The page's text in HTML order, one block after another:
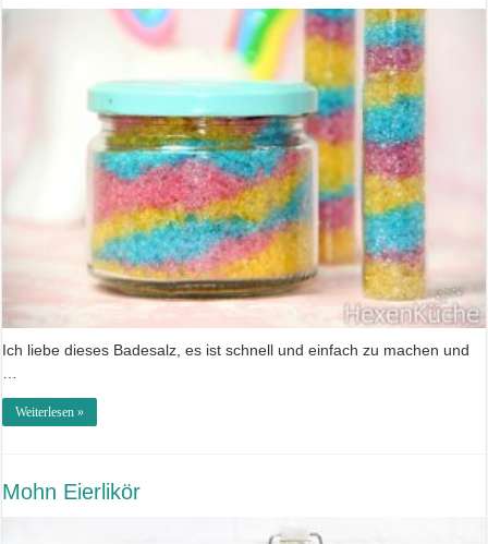
Ich liebe dieses Badesalz, es ist schnell und einfach zu machen und
…
Weiterlesen »
Mohn Eierlikör